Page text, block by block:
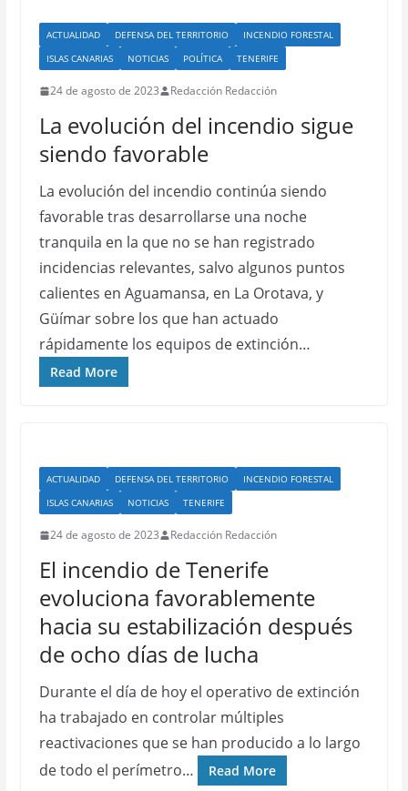
ACTUALIDAD DEFENSA DEL TERRITORIO
INCENDIO FORESTAL
ISLAS CANARIAS
NOTICIAS POLÍTICA TENERIFE
24 de agosto de 2023 Redacción Redacción
La evolución del incendio sigue
siendo favorable
La evolución del incendio continúa siendo
favorable tras desarrollarse una noche
tranquila en la que no se han registrado
incidencias relevantes, salvo algunos puntos
calientes en Aguamansa, en La Orotava, y
Güímar sobre los que han actuado
rápidamente los equipos de extinción…
Read More
ACTUALIDAD DEFENSA DEL TERRITORIO
INCENDIO FORESTAL
ISLAS CANARIAS
NOTICIAS TENERIFE
24 de agosto de 2023 Redacción Redacción
El incendio de Tenerife
evoluciona favorablemente
hacia su estabilización después
de ocho días de lucha
Durante el día de hoy el operativo de extinción
ha trabajado en controlar múltiples
reactivaciones que se han producido a lo largo
de todo el perímetro…
Read More